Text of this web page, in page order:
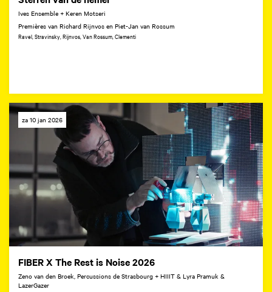
Ives Ensemble + Keren Motseri
Premières van Richard Rijnvos en Piet-Jan van Rossum
Ravel, Stravinsky, Rijnvos, Van Rossum, Clementi
FIBER X The Rest is Noise 2026
Zeno van den Broek, Percussions de Strasbourg + HIIIT & Lyra Pramuk &
LazerGazer
za 10 jan 2026